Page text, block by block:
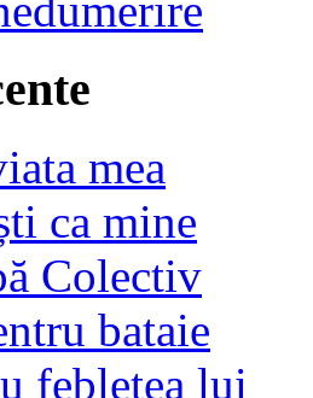
mea
ca mine
Colectiv
bataie
feblețea lui